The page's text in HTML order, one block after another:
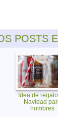
POSTS
Idea de
Navidad
hombres